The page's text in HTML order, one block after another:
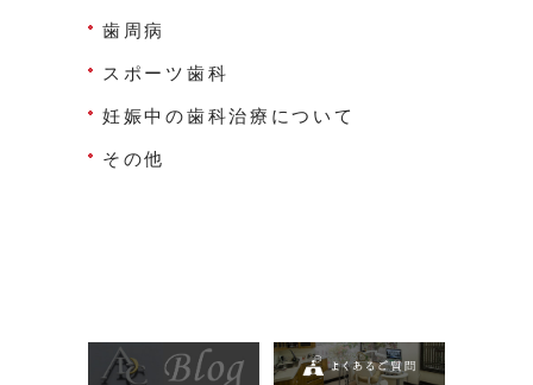
歯周病
スポーツ歯科
妊娠中の歯科治療について
その他